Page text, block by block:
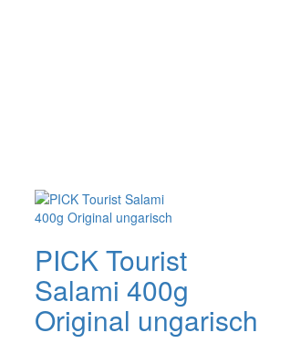
PICK Tourist
Salami 400g
Original ungarisch